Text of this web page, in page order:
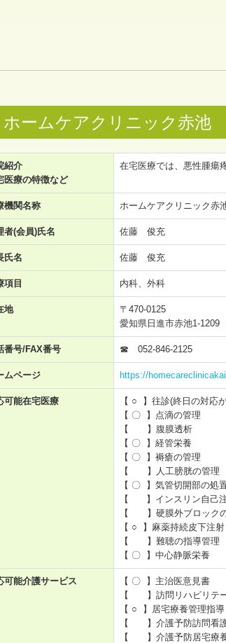
ホームケアクリニック赤池
紹介
医療の特徴など
在宅医療では、悪性腫瘍
機関名称 ホームケアクリニック赤
者(会員)氏名 佐藤 俊充
氏名 佐藤 俊充
項目 内科、外科
地
〒470-0125
愛知県日進市赤池1-
番号/FAX番号 ☎ 052-846-2125
ムページ https://
可能在宅医療
【 ○ 】往診(終日の対応
【 〇 】点滴
【 】腹膜
【 〇 】経管
【 〇 】褥瘡
【 】人工膀胱
【 〇 】気管切開
【 】インスリン自
【 】硬膜外ブロッ
【 ○ 】麻薬持続皮
【 】難聴の指
【 〇 】中心静
可能介護サービス
【 〇 】主治医
【 】訪問リハビリテ
【 ○ 】居宅療養管
【 】介護予防訪
【 】介護予防居宅療